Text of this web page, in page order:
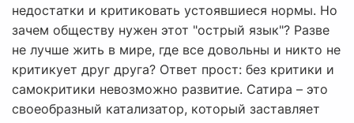
недостатки и критиковать устоявшиеся нормы. Но
зачем обществу нужен этот "острый язык"? Разве
не лучше жить в мире, где все довольны и никто не
критикует друг друга? Ответ прост: без критики и
самокритики невозможно развитие. Сатира – это
своеобразный катализатор, который заставляет